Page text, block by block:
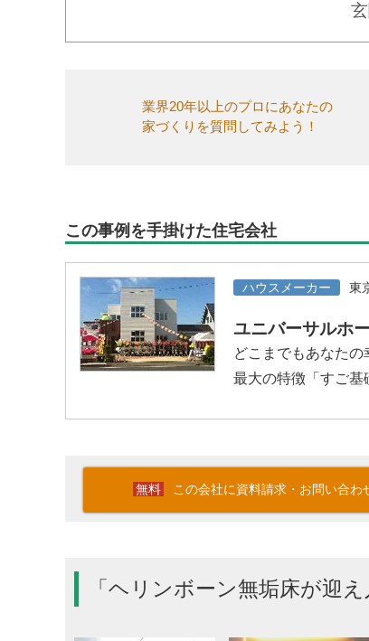
業界20年以上のプロにあなたの
家づくりを質問してみよう！
この事例を手掛けた住宅会社
ハウスメーカー 東
ユニバーサルホ
どこまでもあなたの
最大の特徴「すご
この会社に資料請求・お問い合わ
「ヘリンボーン無垢床が迎